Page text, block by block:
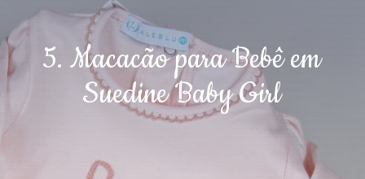
5. Macacão para Bebê em
Suedine Baby Girl